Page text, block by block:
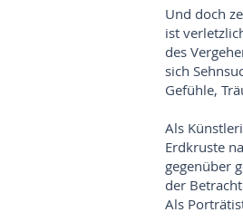
Und doch
ist
des
sich
Gefühle,
Als
Erdkruste
gegenüber
der
Als